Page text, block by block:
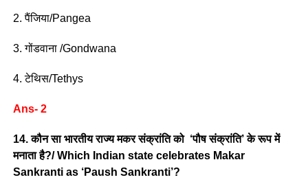
2. पैंजिया/Pangea
3. गोंडवाना /Gondwana
4. टेथिस/Tethys
Ans- 2
14. कौन सा भारतीय राज्य मकर संक्रांति को ‘पौष संक्रांति’ के रूप में
मनाता है?/ Which Indian state celebrates Makar
Sankranti as ‘Paush Sankranti’?